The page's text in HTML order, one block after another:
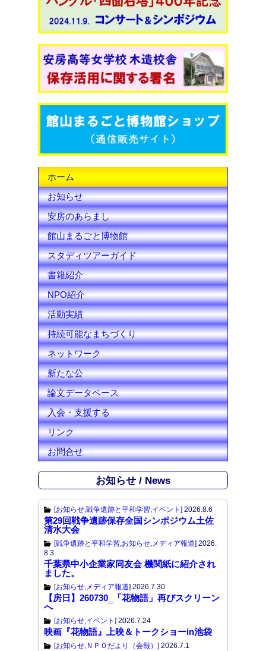
e
b
o
o
t
t
e
r
T
u
b
e
C
h
n
n
e
l
ホーム
お知らせ
安房のあらまし
館山まるごと博物館
スタディツアーガイド
書籍紹介
NPO紹介
活動実績
持続可能なまちづくり
ネットワーク
新たな公
論文データベース
入会・支援する
リンク
お問合せ
お知らせ / News
[お知らせ,戦争遺跡と平和学習,イベント ] 2026.8.6
第29回戦争遺跡保存全国シンポジウム土佐
清水大会
[戦争遺跡と平和学習,お知らせ,メディア報道] 2026.
8.3
千葉県中小企業家同友会 機関紙に紹介され
ました。
[お知らせ,メディア報道] 2026.7.30
【房日】260730‗「花物語」再びスクリーン
へ
[お知らせ,イベント ] 2026.7.24
映画『花物語』上映＆トークショーin池袋
[お知らせ,ＮＰＯだより（会報） ] 2026.7.1